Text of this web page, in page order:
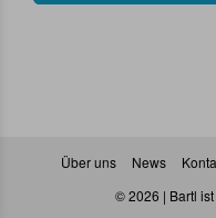
© 2026 | Bartl
Über uns News